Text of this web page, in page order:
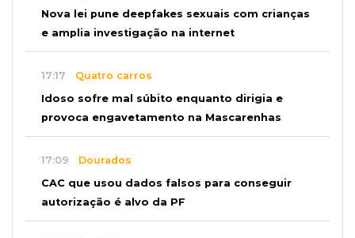
Nova lei pune deepfakes sexuais com crianças
e amplia investigação na internet
17:17 Quatro carros
Idoso sofre mal súbito enquanto dirigia e
provoca engavetamento na Mascarenhas
17:09 Dourados
CAC que usou dados falsos para conseguir
autorização é alvo da PF